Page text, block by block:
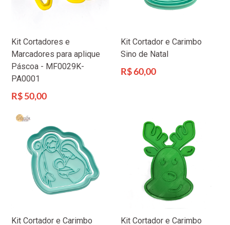
Kit Cortadores e
Marcadores para aplique
Páscoa - MF0029K-
PA0001
Preço
R$ 50,00
Kit Cortador e Carimbo
Sino de Natal
Preço
R$ 60,00
Kit Cortador e Carimbo
Kit Cortador e Carimbo